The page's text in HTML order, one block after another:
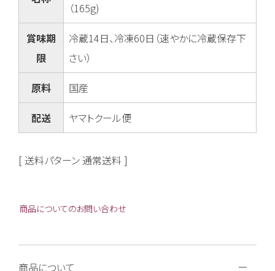
（165g)
賞味期
限
冷蔵14日、冷凍60日（速やかに冷蔵保存下
さい）
原料 国産
配送 ヤマトクール便
送料パターン通常送料
商品についてのお問い合わせ
商品について